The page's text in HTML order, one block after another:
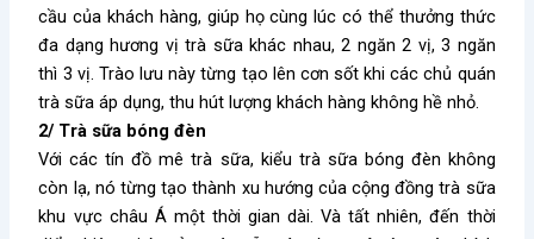
cầu của khách hàng, giúp họ cùng lúc có thể thưởng thức
đa dạng hương vị trà sữa khác nhau, 2 ngăn 2 vị, 3 ngăn
thì 3 vị. Trào lưu này từng tạo lên cơn sốt khi các chủ quán
trà sữa áp dụng, thu hút lượng khách hàng không hề nhỏ.
2/ Trà sữa bóng đèn
Với các tín đồ mê trà sữa, kiểu trà sữa bóng đèn không
còn lạ, nó từng tạo thành xu hướng của cộng đồng trà sữa
khu vực châu Á một thời gian dài. Và tất nhiên, đến thời